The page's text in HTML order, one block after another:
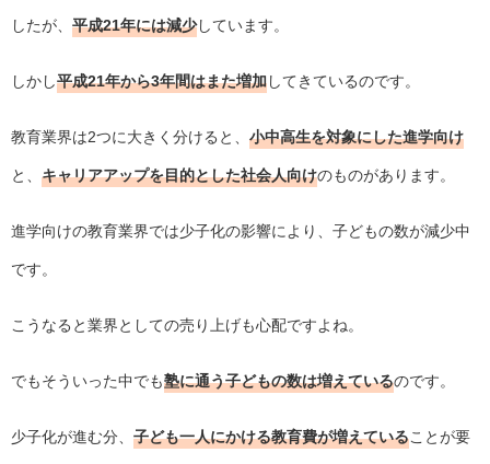
したが、 平成21年には減少しています。
しかし平成21年から3年間はまた増加してきているのです。
教育業界は2つに大きく分けると、 小中高生を対象にした進学向け
と、 キャリアアップを目的とした社会人向けのものがあります。
進学向けの教育業界では少子化の影響により、子どもの数が減少中
です。
こうなると業界としての売り上げも心配ですよね。
でもそういった中でも塾に通う子どもの数は増えているのです。
少子化が進む分、 子ども一人にかける教育費が増えていることが要